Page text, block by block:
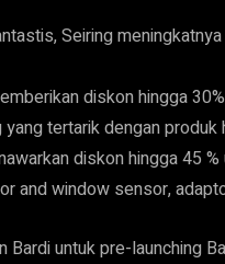
Seiring
diskon hingga
tertarik dengan
diskon hingga 45
and window sensor,
untuk pre-launching